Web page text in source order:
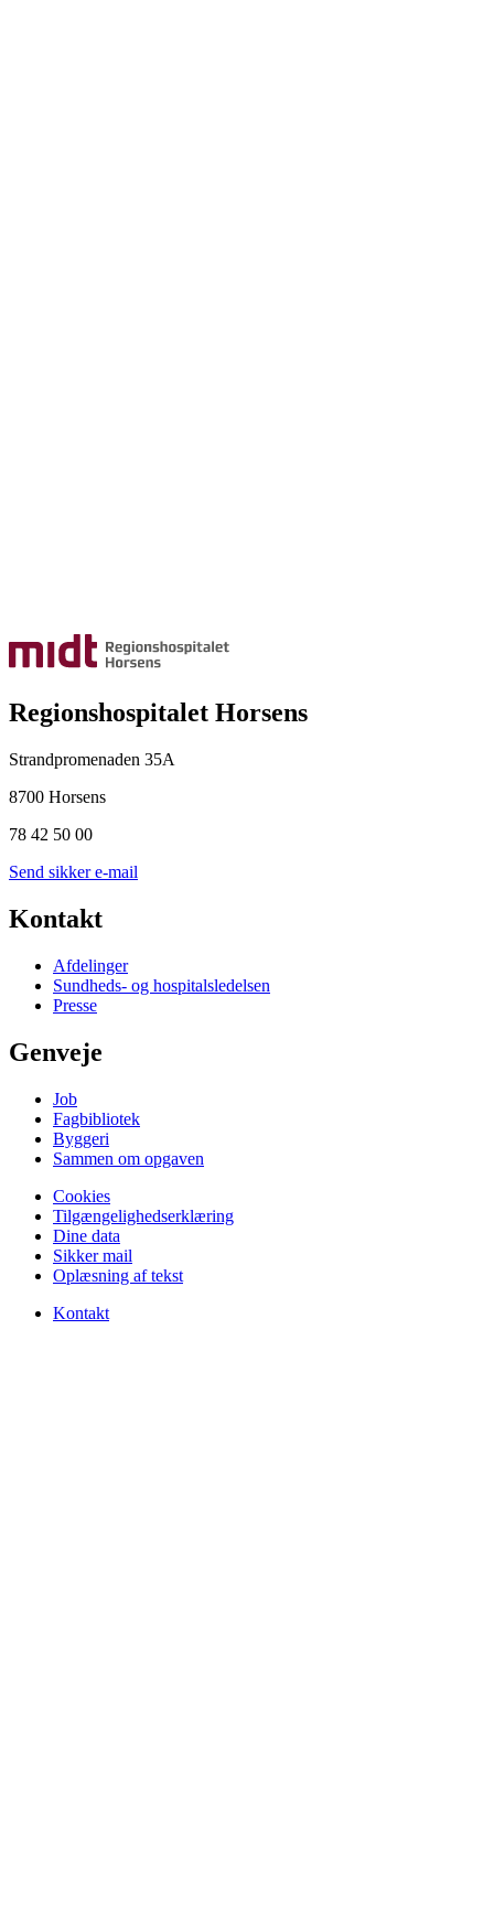
Regionshospitalet Horsens
Strandpromenaden 35A
8700 Horsens
78 42 50 00
Send sikker e-mail
Kontakt
Afdelinger
Sundheds- og hospitalsledelsen
Presse
Genveje
Job
Fagbibliotek
Byggeri
Sammen om opgaven
Cookies
Tilgængelighedserklæring
Dine data
Sikker mail
Oplæsning af tekst
Kontakt